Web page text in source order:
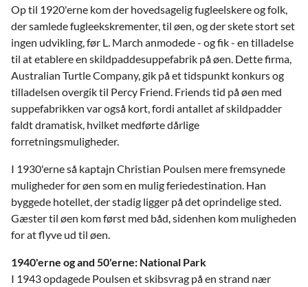
Op til 1920'erne kom der hovedsagelig fugleelskere og folk,
der samlede fugleekskrementer, til øen, og der skete stort set
ingen udvikling, før L. March anmodede - og fik - en tilladelse
til at etablere en skildpaddesuppefabrik på øen. Dette firma,
Australian Turtle Company, gik på et tidspunkt konkurs og
tilladelsen overgik til Percy Friend. Friends tid på øen med
suppefabrikken var også kort, fordi antallet af skildpadder
faldt dramatisk, hvilket medførte dårlige
forretningsmuligheder.
I 1930'erne så kaptajn Christian Poulsen mere fremsynede
muligheder for øen som en mulig feriedestination. Han
byggede hotellet, der stadig ligger på det oprindelige sted.
Gæster til øen kom først med båd, sidenhen kom muligheden
for at flyve ud til øen.
1940'erne og and 50'erne: National Park
I 1943 opdagede Poulsen et skibsvrag på en strand nær